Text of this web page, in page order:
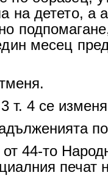
на детето,
месец
т. 4 се
от 44-то
печат